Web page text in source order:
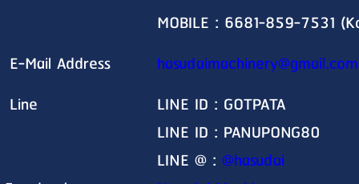
MOBILE : 6681-859-7531
E-Mail Address
hasudaimachinery@gmail.com
Line
LINE ID : GOTPATA
LINE ID : PANUPONG80
LINE @ : @hasudai